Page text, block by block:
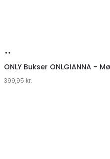
hos
Klædeskabet.dk
ONLY Bukser ONLGIANNA –
399,95 kr.